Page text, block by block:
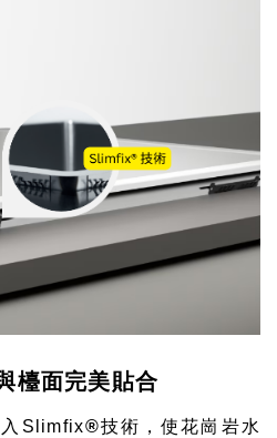
檯面完美貼合
Slimfix®技術，使花崗岩水